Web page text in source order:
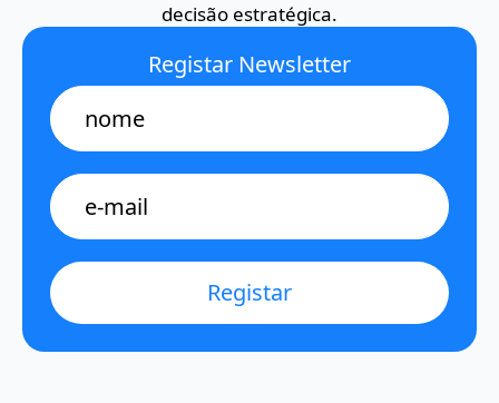
decisão estratégica.
Registar Newsletter
Name
E-
mail
*
Registar